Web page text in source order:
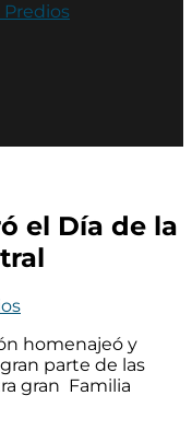
el Día de la
homenajeó y
parte de las
gran Familia